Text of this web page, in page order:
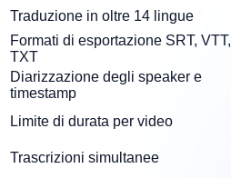
Traduzione in oltre 14 lingue
Formati di esportazione SRT, VTT,
TXT
Diarizzazione degli speaker e
timestamp
Limite di durata per video
Trascrizioni simultanee